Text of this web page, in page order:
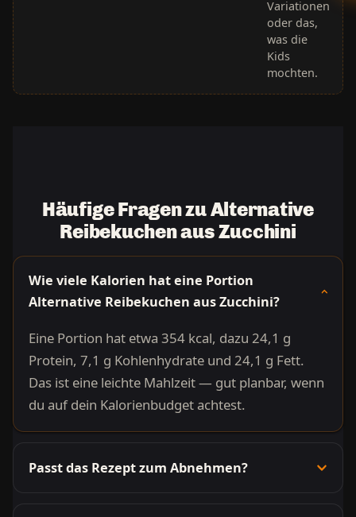
Variationen
oder das,
was die
Kids
mochten.
Häufige Fragen zu Alternative
Reibekuchen aus Zucchini
Wie viele Kalorien hat eine Portion
Alternative Reibekuchen aus Zucchini?
Eine Portion hat etwa 354 kcal, dazu 24,1 g
Protein, 7,1 g Kohlenhydrate und 24,1 g Fett.
Das ist eine leichte Mahlzeit — gut planbar, wenn
du auf dein Kalorienbudget achtest.
Passt das Rezept zum Abnehmen?